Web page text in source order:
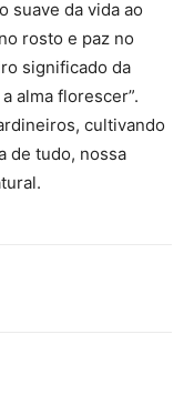
suave da vida ao
rosto e paz no
significado da
alma florescer”.
cultivando
de tudo, nossa